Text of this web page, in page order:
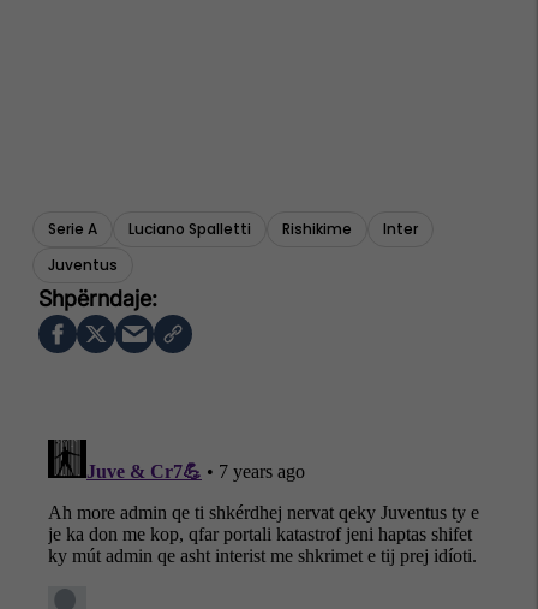
Serie A Luciano Spalletti Rishikime
Inter
Juventus